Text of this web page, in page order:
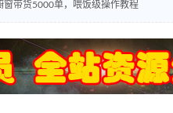
窗带货5000单，喂饭级操作教程